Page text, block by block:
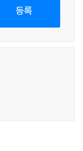
등록